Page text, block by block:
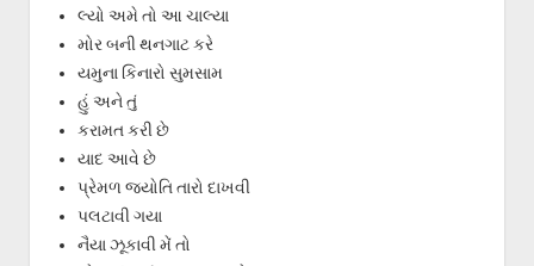
લ્યો અમે તો આ ચાલ્યા
મોર બની થનગાટ કરે
યમુના કિનારો સુમસામ
હું અને તું
કરામત કરી છે
યાદ આવે છે
પ્રેમળ જ્યોતિ તારો દાખવી
પલટાવી ગયા
નૈયા ઝૂકાવી મેં તો